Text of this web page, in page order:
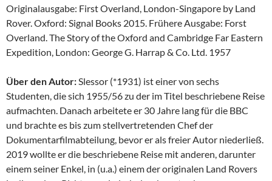
Originalausgabe: First Overland, London-Singapore by Land
Rover. Oxford: Signal Books 2015. Frühere Ausgabe: Forst
Overland. The Story of the Oxford and Cambridge Far Eastern
Expedition, London: George G. Harrap & Co. Ltd. 1957
Über den Autor: Slessor (*1931) ist einer von sechs
Studenten, die sich 1955/56 zu der im Titel beschriebene Reise
aufmachten. Danach arbeitete er 30 Jahre lang für die BBC
und brachte es bis zum stellvertretenden Chef der
Dokumentarfilmabteilung, bevor er als freier Autor niederließ.
2019 wollte er die beschriebene Reise mit anderen, darunter
einem seiner Enkel, in (u.a.) einem der originalen Land Rovers